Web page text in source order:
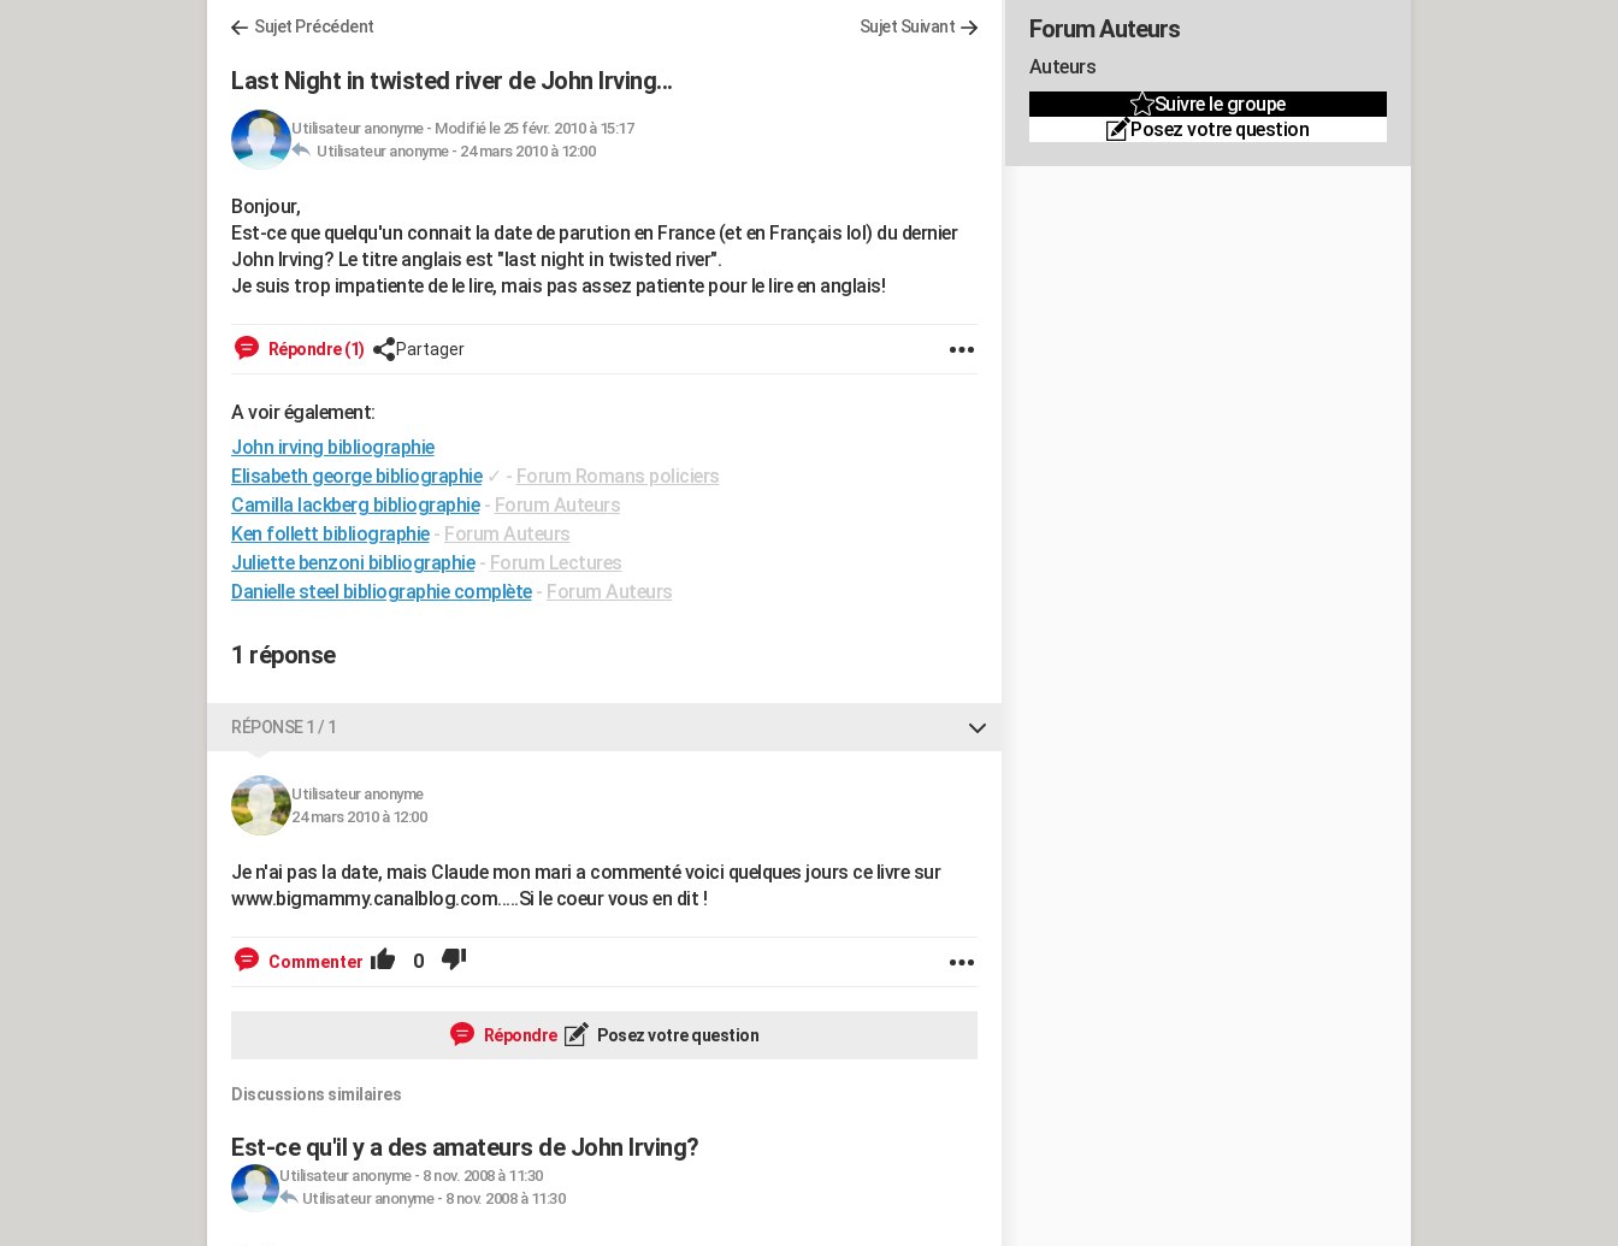
Sujet Précédent Sujet Suivant
Last Night in twisted river de John Irving...
Utilisateur anonyme- Modifié le 25 févr. 2010 à 15:17
Utilisateur anonyme - 24 mars 2010 à 12:00
Bonjour,
Est-ce que quelqu'un connait la date de parution en France (et en Français lol) du dernier
John Irving? Le titre anglais est "last night in twisted river".
Je suis trop impatiente de le lire, mais pas assez patiente pour le lire en anglais!
Répondre (1) Partager
A voir également:
John irving bibliographie
Elisabeth george bibliographie ✓ - Forum Romans policiers
Camilla lackberg bibliographie - Forum Auteurs
Ken follett bibliographie - Forum Auteurs
Juliette benzoni bibliographie - Forum Lectures
Danielle steel bibliographie complète - Forum Auteurs
1 réponse
RÉPONSE 1 / 1
Utilisateur anonyme
24 mars 2010 à 12:00
Je n'ai pas la date, mais Claude mon mari a commenté voici quelques jours ce livre sur
www.bigmammy.canalblog.com.....Si le coeur vous en dit !
Commenter 0
Répondre Posez votre question
Discussions similaires
Est-ce qu'il y a des amateurs de John Irving?
Utilisateur anonyme- 8 nov. 2008 à 11:30
Utilisateur anonyme- 8 nov. 2008 à 11:30
Forum Auteurs
Auteurs
Suivre le groupe
Posez votre question